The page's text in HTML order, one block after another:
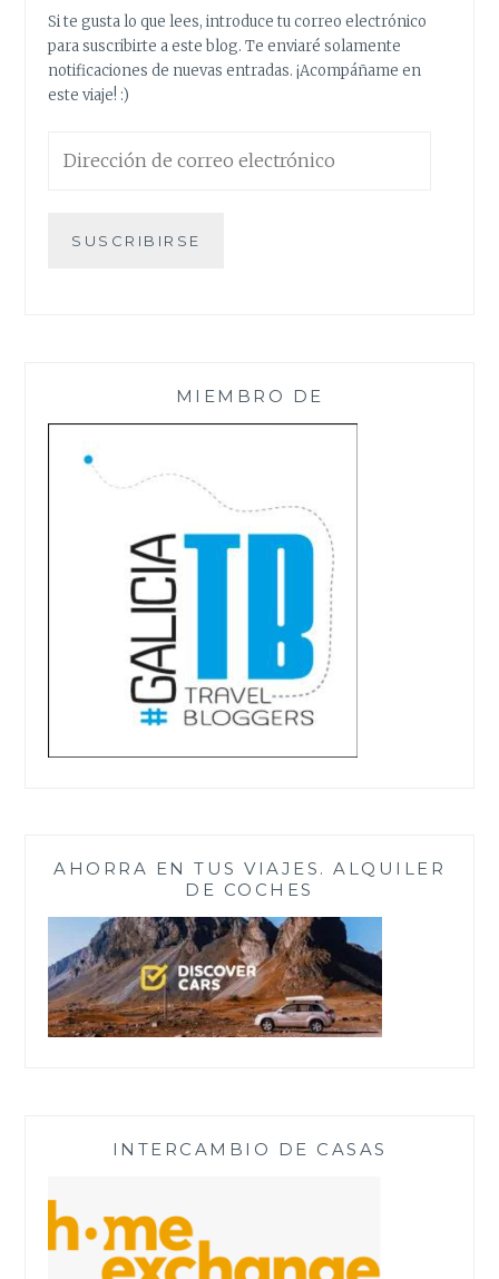
Si te gusta lo que lees, introduce tu correo electrónico
para suscribirte a este blog. Te enviaré solamente
notificaciones de nuevas entradas. ¡Acompáñame en
este viaje! :)
de
SUSCRIBIRSE
MIEMBRO DE
AHORRA EN TUS VIAJES. ALQUILER
DE COCHES
INTERCAMBIO DE CASAS